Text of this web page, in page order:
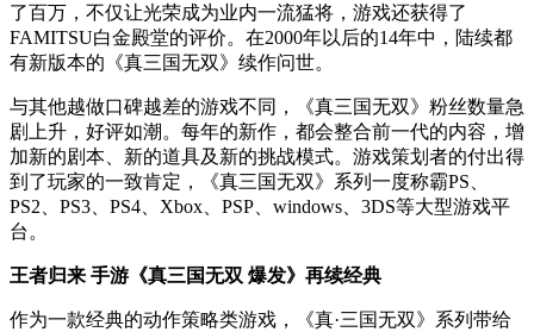
了百万，不仅让光荣成为业内一流猛将，游戏还获得了
FAMITSU白金殿堂的评价。在2000年以后的14年中，陆续都
有新版本的《真三国无双》续作问世。
与其他越做口碑越差的游戏不同，《真三国无双》粉丝数量急
剧上升，好评如潮。每年的新作，都会整合前一代的内容，增
加新的剧本、新的道具及新的挑战模式。游戏策划者的付出得
到了玩家的一致肯定，《真三国无双》系列一度称霸PS、
PS2、PS3、PS4、Xbox、PSP、windows、3DS等大型游戏平
台。
王者归来 手游《真三国无双 爆发》再续经典
作为一款经典的动作策略类游戏，《真·三国无双》系列带给